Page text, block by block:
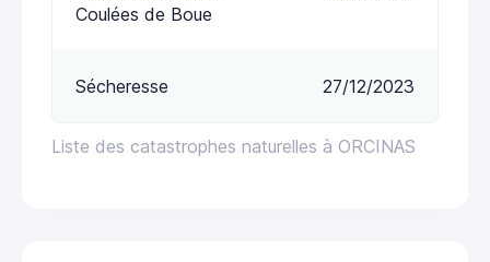
Liste des catastrophes naturelles à ORCINAS
Coulées de Boue
Sécheresse 27/12/2023